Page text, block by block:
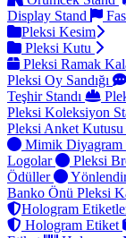
Display Stand
Pleksi Kesim
Pleksi Kutu
Pleksi Ramak
Pleksi Oy Sandığı
Teşhir Standı
Pleksi Koleksiyon
Pleksi Anket Kutusu
Mimik Diyagram
Logolar
Pleksi
Ödüller
Banko Önü Pleksi
Hologram
Hologram Etiket